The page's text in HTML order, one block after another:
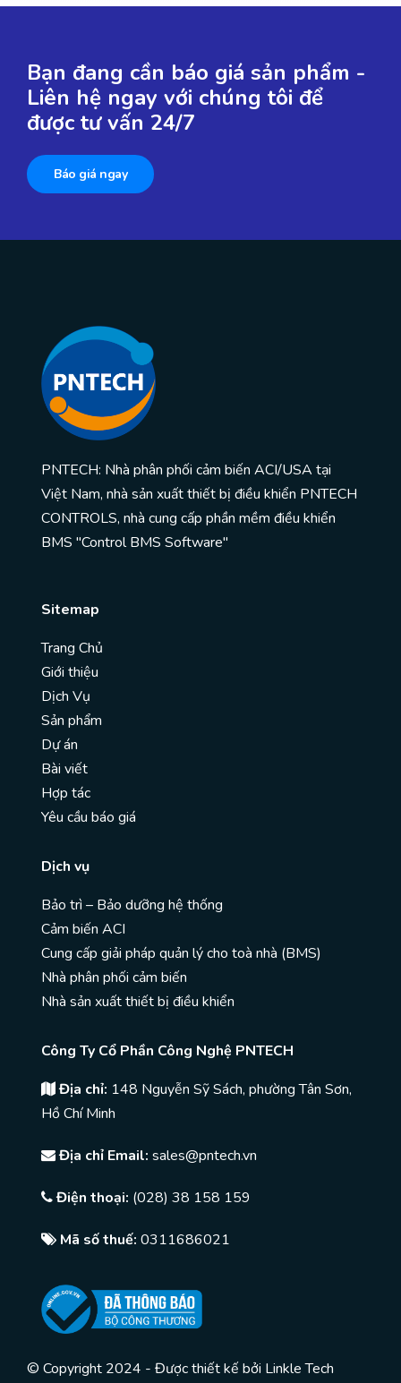
Bạn đang cần báo giá sản phẩm -
Liên hệ ngay với chúng tôi để
được tư vấn 24/7
Báo giá ngay
PNTECH: Nhà phân phối cảm biến ACI/USA tại
Việt Nam, nhà sản xuất thiết bị điều khiển PNTECH
CONTROLS, nhà cung cấp phần mềm điều khiển
BMS "Control BMS Software"
Sitemap
Trang Chủ
Giới thiệu
Dịch Vụ
Sản phẩm
Dự án
Bài viết
Hợp tác
Yêu cầu báo giá
Dịch vụ
Bảo trì – Bảo dưỡng hệ thống
Cảm biến ACI
Cung cấp giải pháp quản lý cho toà nhà (BMS)
Nhà phân phối cảm biến
Nhà sản xuất thiết bị điều khiển
Công Ty Cổ Phần Công Nghệ PNTECH
Địa chỉ: 148 Nguyễn Sỹ Sách, phường Tân Sơn,
Hồ Chí Minh
Địa chỉ Email: sales@pntech.vn
Điện thoại: (028) 38 158 159
Mã số thuế: 0311686021
© Copyright 2024 - Được thiết kế bởi Linkle Tech